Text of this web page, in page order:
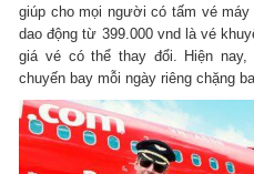
giúp cho mọi người có tấm vé
dao động từ 399.000 vnd là vé
giá vé có thể thay đổi. Hiện
chuyến bay mỗi ngày riêng chặng